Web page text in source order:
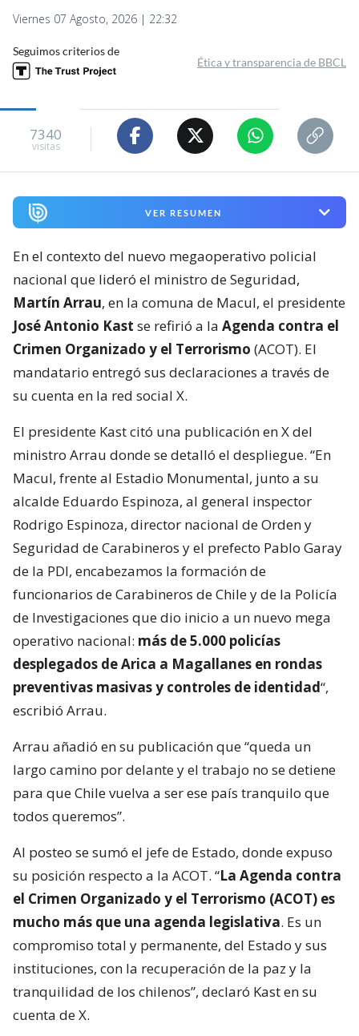
Viernes 07 Agosto, 2026 | 22:32
Seguimos criterios de
Ética y transparencia de BBCL
7340
visitas
VER RESUMEN
En el contexto del nuevo megaoperativo policial
nacional que lideró el ministro de Seguridad,
Martín Arrau, en la comuna de Macul, el presidente
José Antonio Kast se refirió a la Agenda contra el
Crimen Organizado y el Terrorismo (ACOT). El
mandatario entregó sus declaraciones a través de
su cuenta en la red social X.
El presidente Kast citó una publicación en X del
ministro Arrau donde se detalló el despliegue. “En
Macul, frente al Estadio Monumental, junto a su
alcalde Eduardo Espinoza, al general inspector
Rodrigo Espinoza, director nacional de Orden y
Seguridad de Carabineros y el prefecto Pablo Garay
de la PDI, encabezamos la formación de
funcionarios de Carabineros de Chile y de la Policía
de Investigaciones que dio inicio a un nuevo mega
operativo nacional: más de 5.000 policías
desplegados de Arica a Magallanes en rondas
preventivas masivas y controles de identidad“,
escribió Arrau.
Arrau añadió en su publicación que “queda un
largo camino por delante y el trabajo no se detiene
para que Chile vuelva a ser ese país tranquilo que
todos queremos”.
Al posteo se sumó el jefe de Estado, donde expuso
su posición respecto a la ACOT. “La Agenda contra
el Crimen Organizado y el Terrorismo (ACOT) es
mucho más que una agenda legislativa. Es un
compromiso total y permanente, del Estado y sus
instituciones, con la recuperación de la paz y la
tranquilidad de los chilenos”, declaró Kast en su
cuenta de X.